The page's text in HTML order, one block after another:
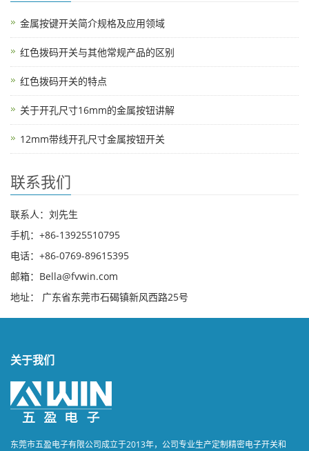
金属按键开关简介规格及应用领域
红色拨码开关与其他常规产品的区别
红色拨码开关的特点
关于开孔尺寸16mm的金属按钮讲解
12mm带线开孔尺寸金属按钮开关
联系我们
联系人：刘先生
手机：+86-13925510795
电话：+86-0769-89615395
邮箱：Bella@fvwin.com
地址： 广东省东莞市石碣镇新风西路25号
关于我们
东莞市五盈电子有限公司成立于2013年，公司专业生产定制精密电子开关和